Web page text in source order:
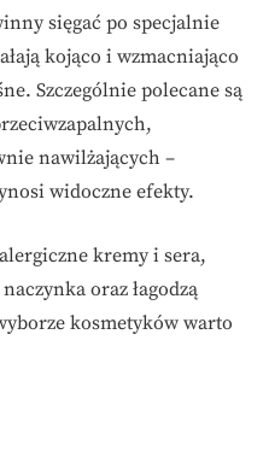
sięgać po specjalnie
kojąco i wzmacniająco
Szczególnie polecane są
nawilżających –
widoczne efekty.
kremy i sera,
oraz łagodzą
kosmetyków warto